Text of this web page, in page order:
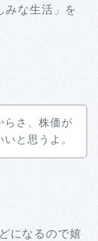
みな生活」を
らさ、株価が
と思うよ。
になるので嬉